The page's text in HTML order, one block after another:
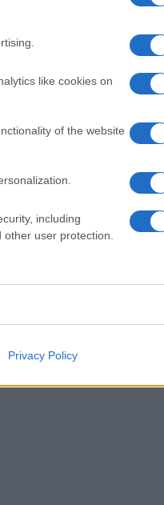
like cookies on
of the website
including
user protection.
Privacy Policy
μεγάλου
από
την
βάζουμε
με την
βρήκαμε το
σας.